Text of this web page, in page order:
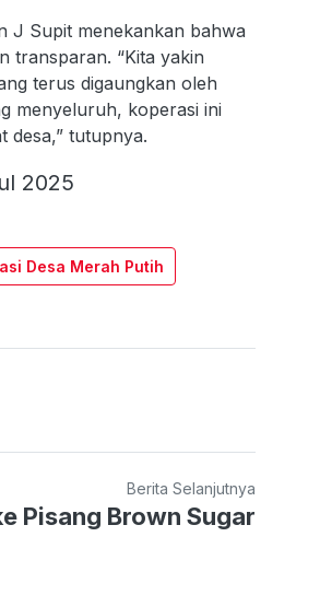
J Supit menekankan bahwa
transparan. “Kita yakin
terus digaungkan oleh
menyeluruh, koperasi ini
desa,” tutupnya.
2025
Desa Merah Putih
Berita Selanjutnya
Pisang Brown Sugar